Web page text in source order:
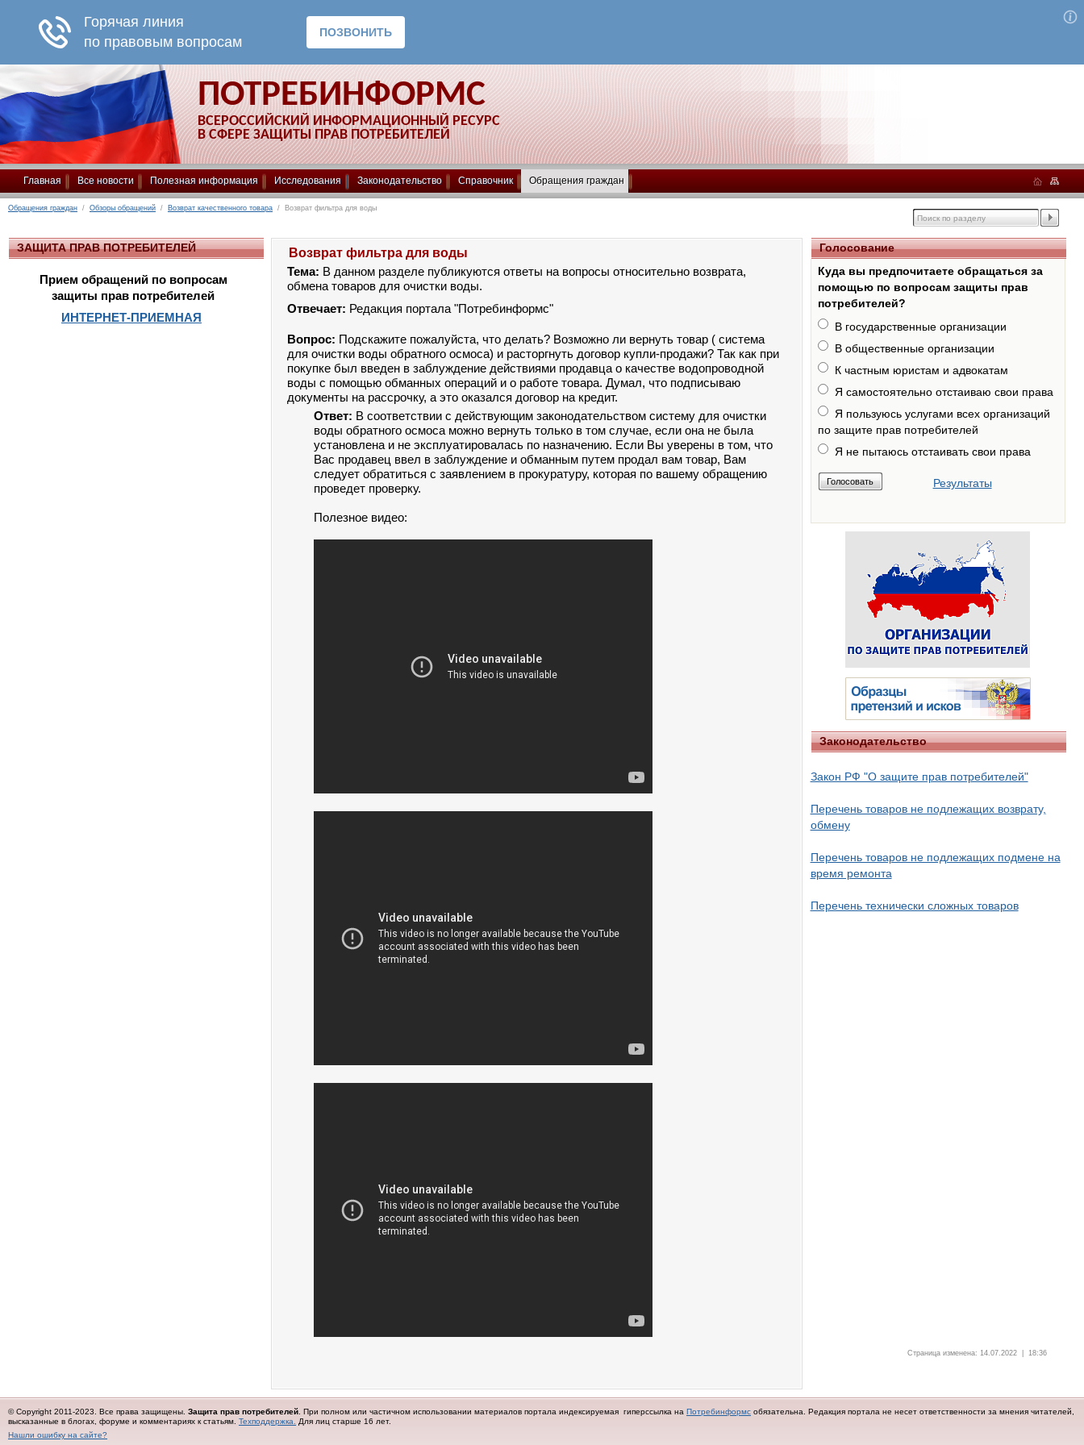
ПОТРЕБИНФОРМС
ВСЕРОССИЙСКИЙ ИНФОРМАЦИОННЫЙ РЕСУРС
В СФЕРЕ ЗАЩИТЫ ПРАВ ПОТРЕБИТЕЛЕЙ
Главная Все новости Полезная информация Исследования Законодательство Справочник Обращения граждан
Обращения граждан / Обзоры обращений / Возврат качественного товара / Возврат фильтра для воды
ЗАЩИТА ПРАВ ПОТРЕБИТЕЛЕЙ
Прием обращений по вопросам
защиты прав потребителей
ИНТЕРНЕТ-ПРИЕМНАЯ
Возврат фильтра для воды
Тема: В данном разделе публикуются ответы на вопросы относительно возврата,
обмена товаров для очистки воды.
Отвечает: Редакция портала "Потребинформс"
Вопрос: Подскажите пожалуйста, что делать? Возможно ли вернуть товар ( система
для очистки воды обратного осмоса) и расторгнуть договор купли-продажи? Так как при
покупке был введен в заблуждение действиями продавца о качестве водопроводной
воды с помощью обманных операций и о работе товара. Думал, что подписываю
документы на рассрочку, а это оказался договор на кредит.
Ответ: В соответствии с действующим законодательством систему для очистки
воды обратного осмоса можно вернуть только в том случае, если она не была
установлена и не эксплуатировалась по назначению. Если Вы уверены в том, что
Вас продавец ввел в заблуждение и обманным путем продал вам товар, Вам
следует обратиться с заявлением в прокуратуру, которая по вашему обращению
проведет проверку.
Полезное видео:
Голосование
Куда вы предпочитаете обращаться за
помощью по вопросам защиты прав
потребителей?
В государственные организации
В общественные организации
К частным юристам и адвокатам
Я самостоятельно отстаиваю свои права
Я пользуюсь услугами всех организаций
по защите прав потребителей
Я не пытаюсь отстаивать свои права
Результаты
Законодательство
Закон РФ "О защите прав потребителей"
Перечень товаров не подлежащих возврату,
обмену
Перечень товаров не подлежащих подмене на
время ремонта
Перечень технически сложных товаров
Страница изменена: 14.07.2022 | 18:36
© Copyright 2011-2023. Все права защищены. Защита прав потребителей . При полном или частичном использовании материалов портала индексируемая гиперссылка на Потребинформс обязательна. Редакция портала не несет ответственности за мнения читателей,
высказанные в блогах, форуме и комментариях к статьям. Техподдержка.
Для лиц старше 16 лет.
Нашли ошибку на сайте?